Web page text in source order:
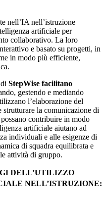
nell’IA nell’istruzione
artificiale per
collaborativo. La loro
e basato su progetti, in
in modo più efficiente,
diStepWise facilitano
gestendo e mediando
l’elaborazione del
strutturare la comunicazione di
contribuire in modo
artificiale aiutano ad
individuali e alle esigenze di
di squadra equilibrata e
attività di gruppo.
DELL’UTILIZZO
NELL’ISTRUZIONE: